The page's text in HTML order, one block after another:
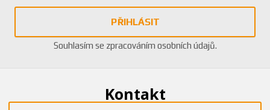
PŘIHLÁSIT
Souhlasím se zpracováním osobních údajů.
Kontakt